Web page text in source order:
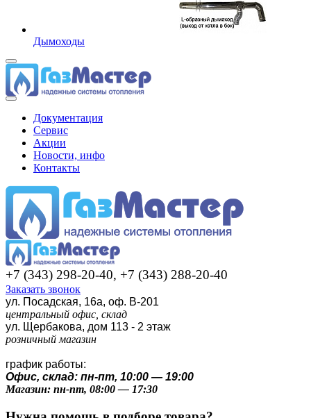
Дымоходы
Документация
Сервис
Акции
Новости, инфо
Контакты
+7 (343) 298-20-40, +7 (343) 288-20-40
Заказать звонок
ул. Посадская, 16а, оф. В-201
центральный офис, склад
ул. Щербакова, дом 113 - 2 этаж
розничный магазин
график работы:
Офис, склад: пн-пт, 10:00 — 19:00
Магазин: пн-пт, 08:00 — 17:30